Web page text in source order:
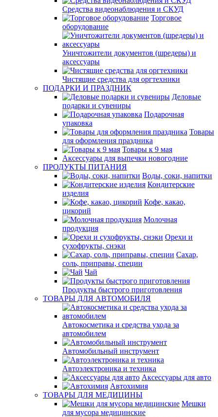
Средства видеонаблюдения и СКУД
Торговое
оборудование
Уничтожители документов (шредеры) и
аксессуары
Чистящие средства для оргтехники
ПОДАРКИ И ПРАЗДНИК
Деловые
подарки и сувениры
Подарочная
упаковка
Товары
для оформления праздника
Товары к 9 мая
Аксессуары для выпечки новогодние
ПРОДУКТЫ ПИТАНИЯ
Воды, соки, напитки
Кондитерские
изделия
Кофе, какао,
цикорий
Молочная
продукция
Орехи и
сухофрукты, снэки
Сахар,
соль, приправы, специи
Чай
Продукты быстрого приготовления
ТОВАРЫ ДЛЯ АВТОМОБИЛЯ
Автокосметика и средства ухода за
автомобилем
Автомобильный инструмент
Автоэлектроника и техника
Аксессуары для авто
Автохимия
ТОВАРЫ ДЛЯ МЕДИЦИНЫ
Мешки
для мусора медицинские